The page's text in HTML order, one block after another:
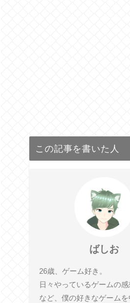
この記事を書いた人
ばしお
26歳、ゲーム好き。
日々やっているゲームの
など、僕の好きなゲームを